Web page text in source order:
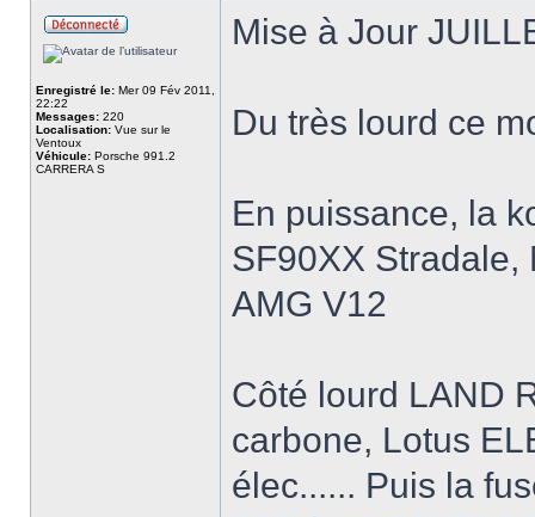
Enregistré le: Mer 09 Fév 2011,
22:22
Messages: 220
Localisation: Vue sur le
Ventoux
Véhicule: Porsche 991.2
CARRERA S
Mise à Jour
Du très lourd ce
En puissance, la
SF90XX Stradale,
AMG V12
Côté lourd LAND
carbone, Lotus
élec...... Puis la